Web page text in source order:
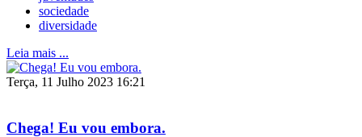
sociedade
diversidade
Leia mais ...
Terça, 11 Julho 2023 16:21
Chega! Eu vou embora.